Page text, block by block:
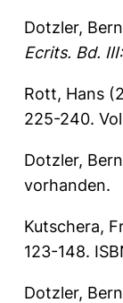
Dotzler,
Ecrits. Bd.
Rott, Hans
225-240.
Dotzler,
vorhanden.
Kutschera,
123-148.
Dotzler,